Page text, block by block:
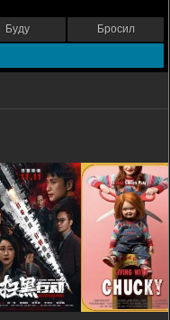
Буду Бросил